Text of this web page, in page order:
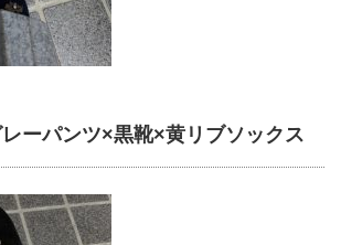
ーパンツ×黒靴×黄リブソックス